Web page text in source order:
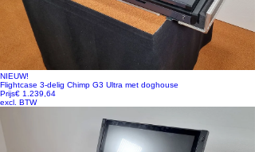
NIEUW!
Flightcase 3-delig Chimp G3 Ultra met doghouse
Prijs€ 1.239,64
excl. BTW